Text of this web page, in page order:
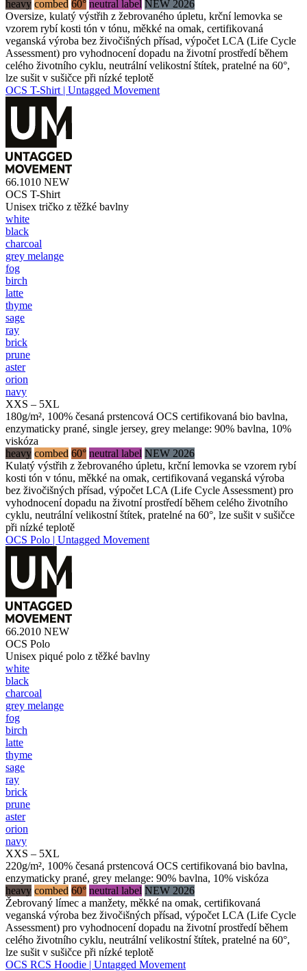
heavy combed 60° neutral label NEW 2026
Oversize, kulatý výstřih z žebrovaného úpletu, krční lemovka se
vzorem rybí kosti tón v tónu, měkké na omak, certifikovaná
veganská výroba bez živočišných přísad, výpočet LCA (Life Cycle
Assessment) pro vyhodnocení dopadu na životní prostředí během
celého životního cyklu, neutrální velikostní štítek, pratelné na 60°,
lze sušit v sušičce při nízké teplotě
OCS T-Shirt | Untagged Movement
66.1010 NEW
OCS T-Shirt
Unisex tričko z těžké bavlny
white
black
charcoal
grey melange
fog
birch
latte
thyme
sage
ray
brick
prune
aster
orion
navy
XXS – 5XL
180g/m², 100% česaná prstencová OCS certifikovaná bio bavlna,
enzymaticky prané, single jersey, grey melange: 90% bavlna, 10%
viskóza
heavy combed 60° neutral label NEW 2026
Kulatý výstřih z žebrovaného úpletu, krční lemovka se vzorem rybí
kosti tón v tónu, měkké na omak, certifikovaná veganská výroba
bez živočišných přísad, výpočet LCA (Life Cycle Assessment) pro
vyhodnocení dopadu na životní prostředí během celého životního
cyklu, neutrální velikostní štítek, pratelné na 60°, lze sušit v sušičce
při nízké teplotě
OCS Polo | Untagged Movement
66.2010 NEW
OCS Polo
Unisex piqué polo z těžké bavlny
white
black
charcoal
grey melange
fog
birch
latte
thyme
sage
ray
brick
prune
aster
orion
navy
XXS – 5XL
220g/m², 100% česaná prstencová OCS certifikovaná bio bavlna,
enzymaticky prané, grey melange: 90% bavlna, 10% viskóza
heavy combed 60° neutral label NEW 2026
Žebrovaný límec a manžety, měkké na omak, certifikovaná
veganská výroba bez živočišných přísad, výpočet LCA (Life Cycle
Assessment) pro vyhodnocení dopadu na životní prostředí během
celého životního cyklu, neutrální velikostní štítek, pratelné na 60°,
lze sušit v sušičce při nízké teplotě
OCS RCS Hoodie | Untagged Movement